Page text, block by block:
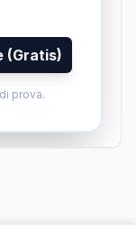
(Gratis)
prova.